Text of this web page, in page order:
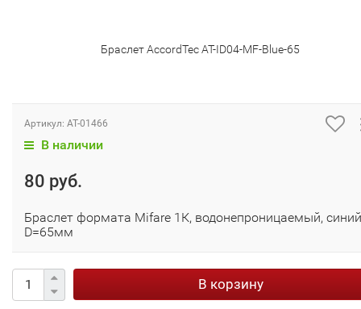
Браслет AccordTec AT-ID04-MF-Blue-65
Артикул: AT-01466
В наличии
80 руб.
Браслет формата Mifare 1К, водонепроницаемый,
D=65мм
В корзину